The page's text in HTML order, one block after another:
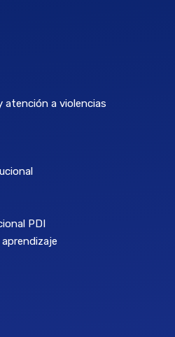
atención a violencias
PDI